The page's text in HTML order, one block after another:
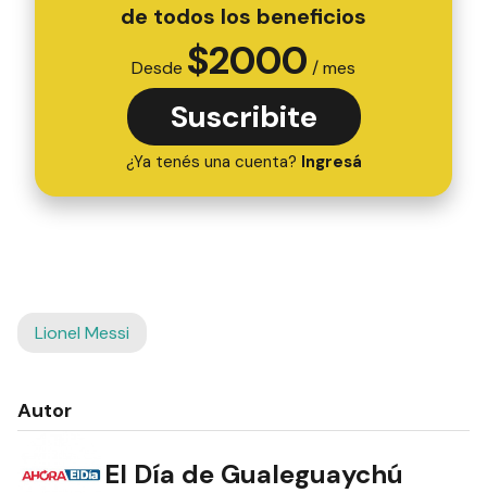
de todos los beneficios
Desde $2000 / mes
Suscribite
¿Ya tenés una cuenta? Ingresá
Lionel Messi
Autor
El Día de Gualeguaychú